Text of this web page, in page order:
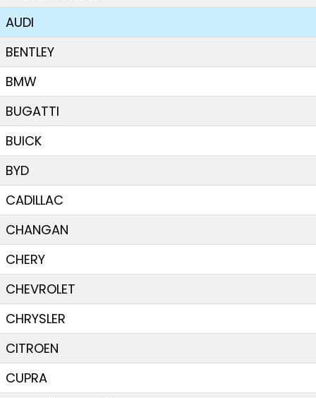
AUDI
BENTLEY
BMW
BUGATTI
BUICK
BYD
CADILLAC
CHANGAN
CHERY
CHEVROLET
CHRYSLER
CITROEN
CUPRA